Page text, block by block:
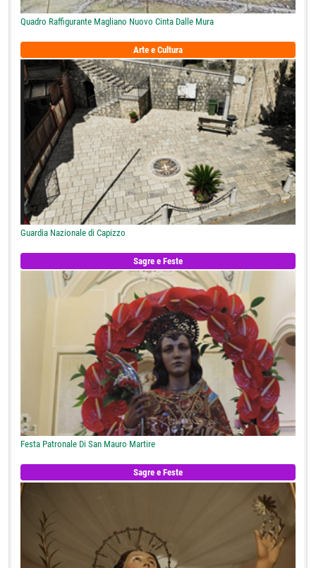
Quadro Raffigurante Magliano Nuovo Cinta Dalle Mura
Arte e Cultura
Guardia Nazionale di Capizzo
Sagre e Feste
Festa Patronale Di San Mauro Martire
Sagre e Feste